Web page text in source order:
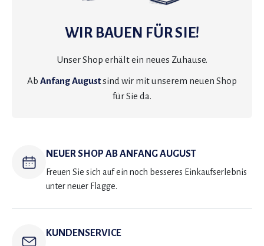
WIR BAUEN FÜR SIE!
Unser Shop erhält ein neues Zuhause.
Ab Anfang Augustsind wir mit unserem neuen Shop
für Sie da.
NEUER SHOP AB ANFANG AUGUST
Freuen Sie sich auf ein noch besseres Einkaufserlebnis
unter neuer Flagge.
KUNDENSERVICE